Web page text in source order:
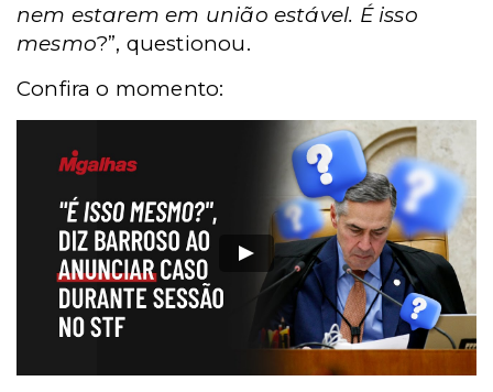
nem estarem em união estável. É isso
mesmo?”, questionou.
Confira o momento: